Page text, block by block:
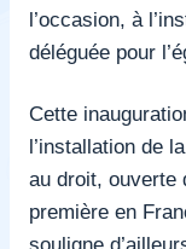
l’occasion, à
déléguée pour
Cette
l’installation de
au droit, ouverte
première en
souligne